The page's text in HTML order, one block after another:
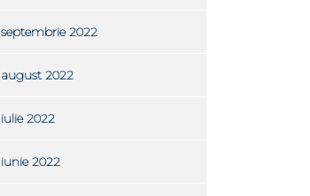
septembrie 2022
august 2022
iulie 2022
iunie 2022